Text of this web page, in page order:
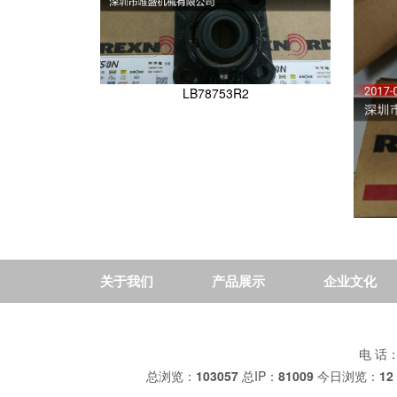
LB78753R2
关于我们 产品展示 企业文化
电 话
总浏览： 103057总IP： 81009今日浏览： 12